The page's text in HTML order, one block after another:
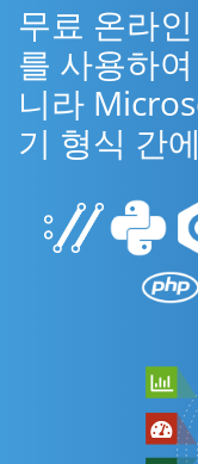
무료 온라
를 사용하
니라
기 형식 간